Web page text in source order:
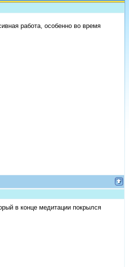
работа, особенно во время
в конце медитации покрылся